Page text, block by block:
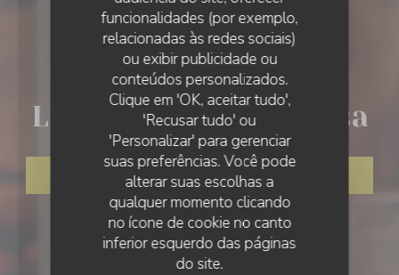
funcionalidades (por exemplo,
relacionadas às redes sociais)
ou exibir publicidade ou
conteúdos personalizados.
Clique em 'OK, aceitar tudo',
'Recusar tudo' ou
'Personalizar' para gerenciar
suas preferências. Você pode
alterar suas escolhas a
qualquer momento clicando
no ícone de cookie no canto
inferior esquerdo das páginas
do site.
• MONTPEYROUX
La Terrasse du Mimosa
RESERVAR UMA MESA
LA TERRASSE DU MIMOSA